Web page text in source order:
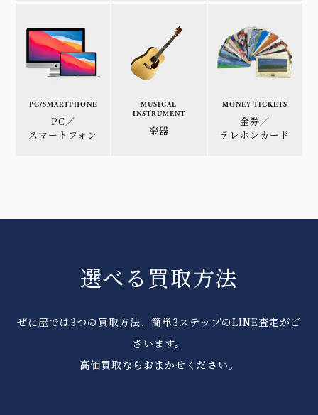
PC/SMARTPHONE
PC／
スマートフォン
MUSICAL
INSTRUMENT
楽器
MONEY TICKETS
金券／
テレホンカード
選べる買取方法
ぜに屋では3つの買取方法、簡単3ステップのLINE査定がご
ざいます。
高価買取ならおまかせください。